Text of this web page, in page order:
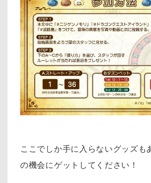
ここでしか手に入らないグッズも
の機会にゲットしてください！